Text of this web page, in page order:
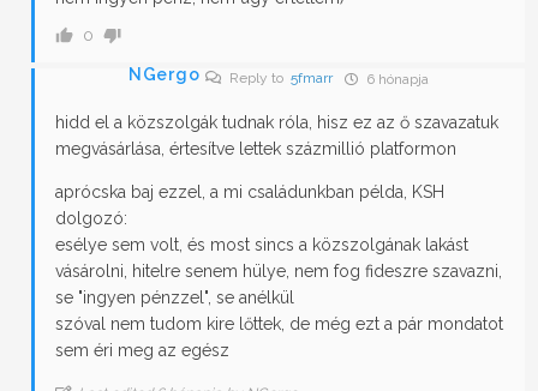
0
NGergo Reply to5fmarr 6 hónapja
hidd el a közszolgák tudnak róla, hisz ez az ő szavazatuk
megvásárlása, értesítve lettek százmillió platformon
aprócska baj ezzel, a mi családunkban példa, KSH
dolgozó:
esélye sem volt, és most sincs a közszolgának lakást
vásárolni, hitelre senem hülye, nem fog fideszre szavazni,
se "ingyen pénzzel", se anélkül
szóval nem tudom kire lőttek, de még ezt a pár mondatot
sem éri meg az egész